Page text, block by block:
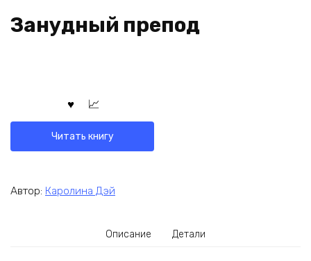
Занудный препод
Читать книгу
Автор: Каролина Дэй
Описание Детали